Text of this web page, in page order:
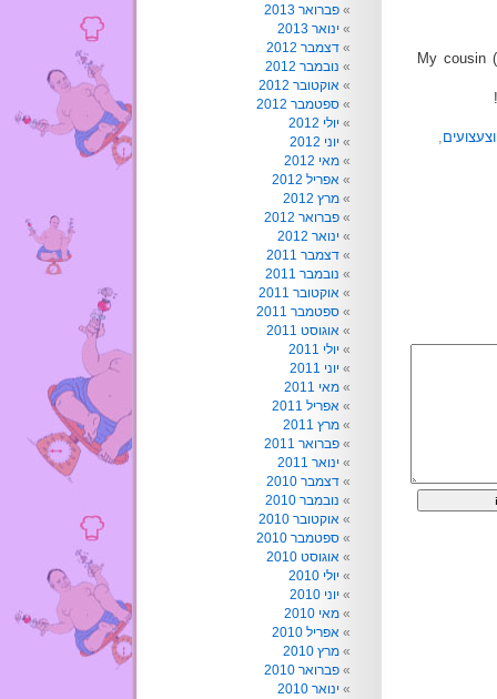
My cousin
,
פברואר 2013
ינואר 2013
דצמבר 2012
נובמבר 2012
אוקטובר 2012
ספטמבר 2012
יולי 2012
יוני 2012
מאי 2012
אפריל 2012
מרץ 2012
פברואר 2012
ינואר 2012
דצמבר 2011
נובמבר 2011
אוקטובר 2011
ספטמבר 2011
אוגוסט 2011
יולי 2011
יוני 2011
מאי 2011
אפריל 2011
מרץ 2011
פברואר 2011
ינואר 2011
דצמבר 2010
נובמבר 2010
אוקטובר 2010
ספטמבר 2010
אוגוסט 2010
יולי 2010
יוני 2010
מאי 2010
אפריל 2010
מרץ 2010
פברואר 2010
ינואר 2010